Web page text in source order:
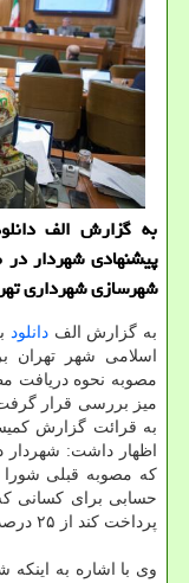
به گزارش الف
شهرسازی شهرداری
به گزارش الفدانلود
اسلامی شهر تهران
مصوبه نحوه دریافت
میز بررسی قرار
به قرائت گزارش
اظهار داشت:
حسابی برای کسانی
پرداخت کند از ۲۵ درصد تخفیف یا جایزه برخوردار شود.
وی با اشاره به اینکه